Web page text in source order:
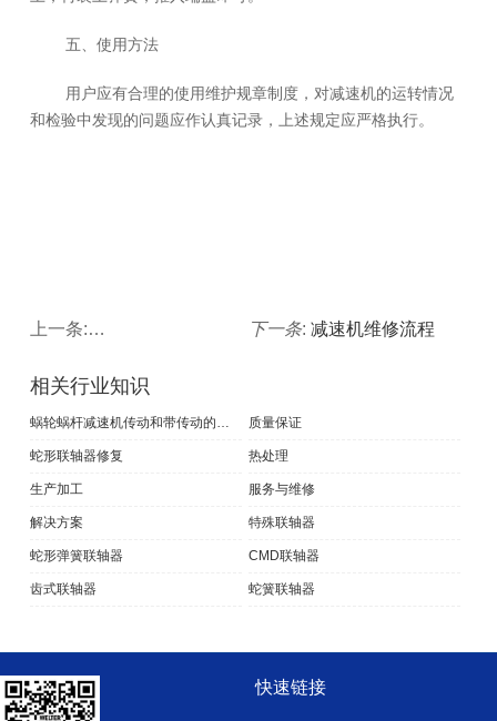
五、使用方法
用户应有合理的使用维护规章制度，对减速机的运转情况
和检验中发现的问题应作认真记录，上述规定应严格执行。
上一条:
蜗轮蜗杆机构的特点 下一条: 减速机维修流程
相关行业知识
蜗轮蜗杆减速机传动和带传动的的特点和区别 质量保证
蛇形联轴器修复 热处理
生产加工 服务与维修
解决方案 特殊联轴器
蛇形弹簧联轴器 CMD联轴器
齿式联轴器 蛇簧联轴器
快速链接